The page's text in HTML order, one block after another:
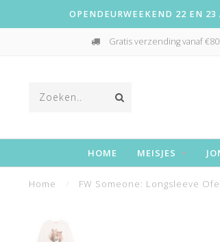
OPENDEURWEEKEND 22 EN
Gratis verzending vanaf €80!
HOME MEISJES
Home FW Someone: Longsleeve